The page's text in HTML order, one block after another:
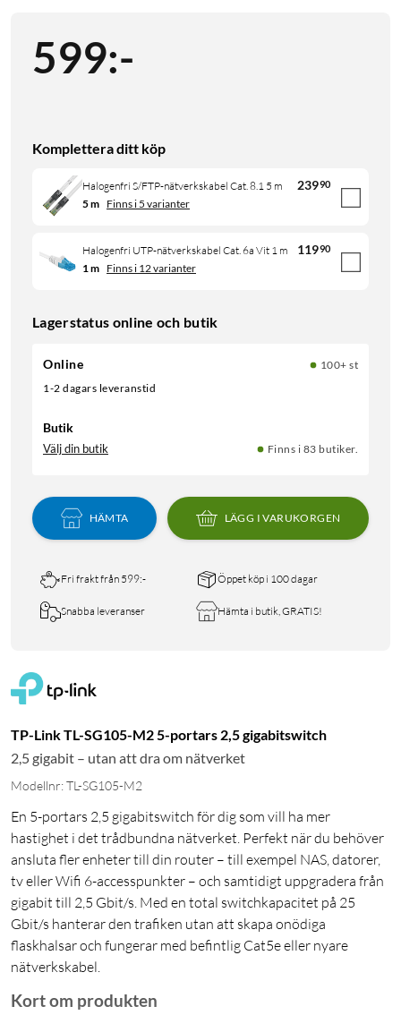
599:-
Komplettera ditt köp
Halogenfri S/FTP-nätverkskabel Cat. 8.1 5 m 23990
5 m Finns i 5 varianter
Halogenfri UTP-nätverkskabel Cat. 6a Vit 1 m 11990
1 m Finns i 12 varianter
Lagerstatus online och butik
Online
100+ st
1-2 dagars leveranstid
Butik
Välj din butik Finns i 83 butiker.
HÄMTA LÄGG I VARUKORGEN
Fri frakt från 599:- Öppet köp i 100 dagar
Snabba leveranser Hämta i butik, GRATIS!
TP-Link TL-SG105-M2 5-portars 2,5 gigabitswitch
2,5 gigabit – utan att dra om nätverket
Modellnr: TL-SG105-M2
En 5-portars 2,5 gigabitswitch för dig som vill ha mer
hastighet i det trådbundna nätverket. Perfekt när du behöver
ansluta fler enheter till din router – till exempel NAS, datorer,
tv eller Wifi 6-accesspunkter – och samtidigt uppgradera från
gigabit till 2,5 Gbit/s. Med en total switchkapacitet på 25
Gbit/s hanterar den trafiken utan att skapa onödiga
flaskhalsar och fungerar med befintlig Cat5e eller nyare
nätverkskabel.
Kort om produkten